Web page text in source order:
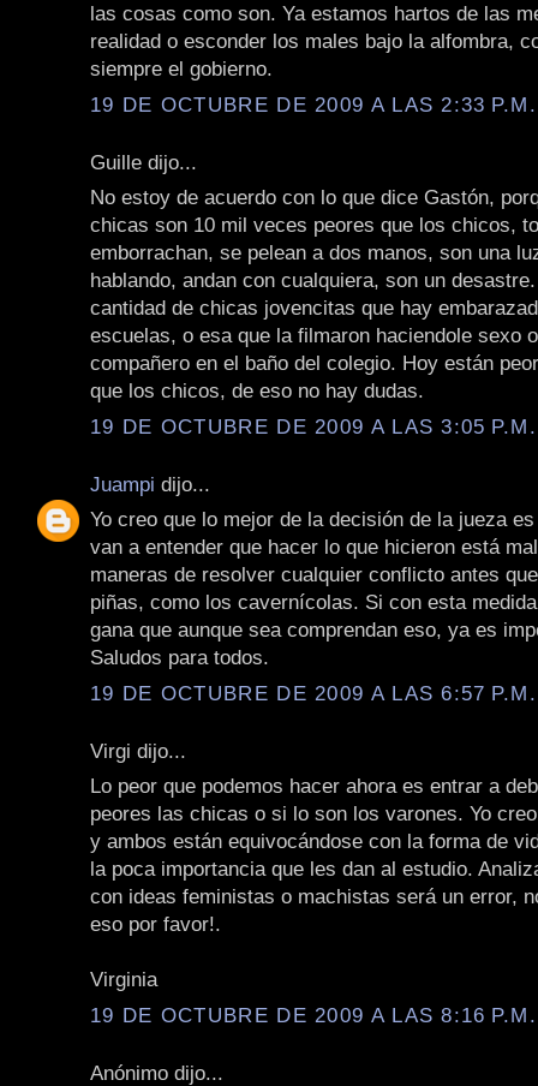
las cosas como son. Ya estamos hartos de las
realidad o esconder los males bajo la alfombra,
siempre el gobierno.
19 DE OCTUBRE DE 2009 A LAS 2:33 P.M.
Guille dijo...
No estoy de acuerdo con lo que dice Gastón,
chicas son 10 mil veces peores que los chicos,
emborrachan, se pelean a dos manos, son una
hablando, andan con cualquiera, son un
cantidad de chicas jovencitas que hay
escuelas, o esa que la filmaron haciendole sexo
compañero en el baño del colegio. Hoy están
que los chicos, de eso no hay dudas.
19 DE OCTUBRE DE 2009 A LAS 3:05 P.M.
Juampi dijo...
Yo creo que lo mejor de la decisión de la jueza
van a entender que hacer lo que hicieron está
maneras de resolver cualquier conflicto antes
piñas, como los cavernícolas. Si con esta
gana que aunque sea comprendan eso, ya es
Saludos para todos.
19 DE OCTUBRE DE 2009 A LAS 6:57 P.M.
Virgi dijo...
Lo peor que podemos hacer ahora es entrar a
peores las chicas o si lo son los varones. Yo
y ambos están equivocándose con la forma de
la poca importancia que les dan al estudio.
con ideas feministas o machistas será un error,
eso por favor!.
Virginia
19 DE OCTUBRE DE 2009 A LAS 8:16 P.M.
Anónimo dijo...